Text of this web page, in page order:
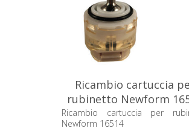
Ricambio cartuccia
rubinetto Newform
Ricambio cartuccia per
Newform 16514